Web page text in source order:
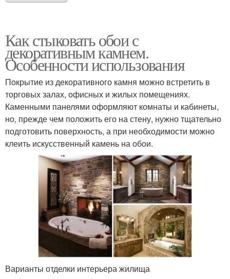
Как стыковать обои с
декоративным камнем.
Особенности использования
Покрытие из декоративного камня можно встретить в
торговых залах, офисных и жилых помещениях.
Каменными панелями оформляют комнаты и кабинеты,
но, прежде чем положить его на стену, нужно тщательно
подготовить поверхность, а при необходимости можно
клеить искусственный камень на обои.
Варианты отделки интерьера жилища